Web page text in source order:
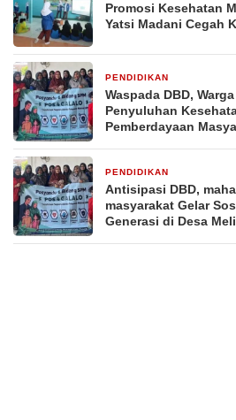
Promosi Kesehatan
Yatsi Madani Cegah
PENDIDIKAN
Waspada DBD,
Penyuluhan
Pemberdayaan
PENDIDIKAN
Antisipasi DBD,
masyarakat Gelar
Generasi di Desa